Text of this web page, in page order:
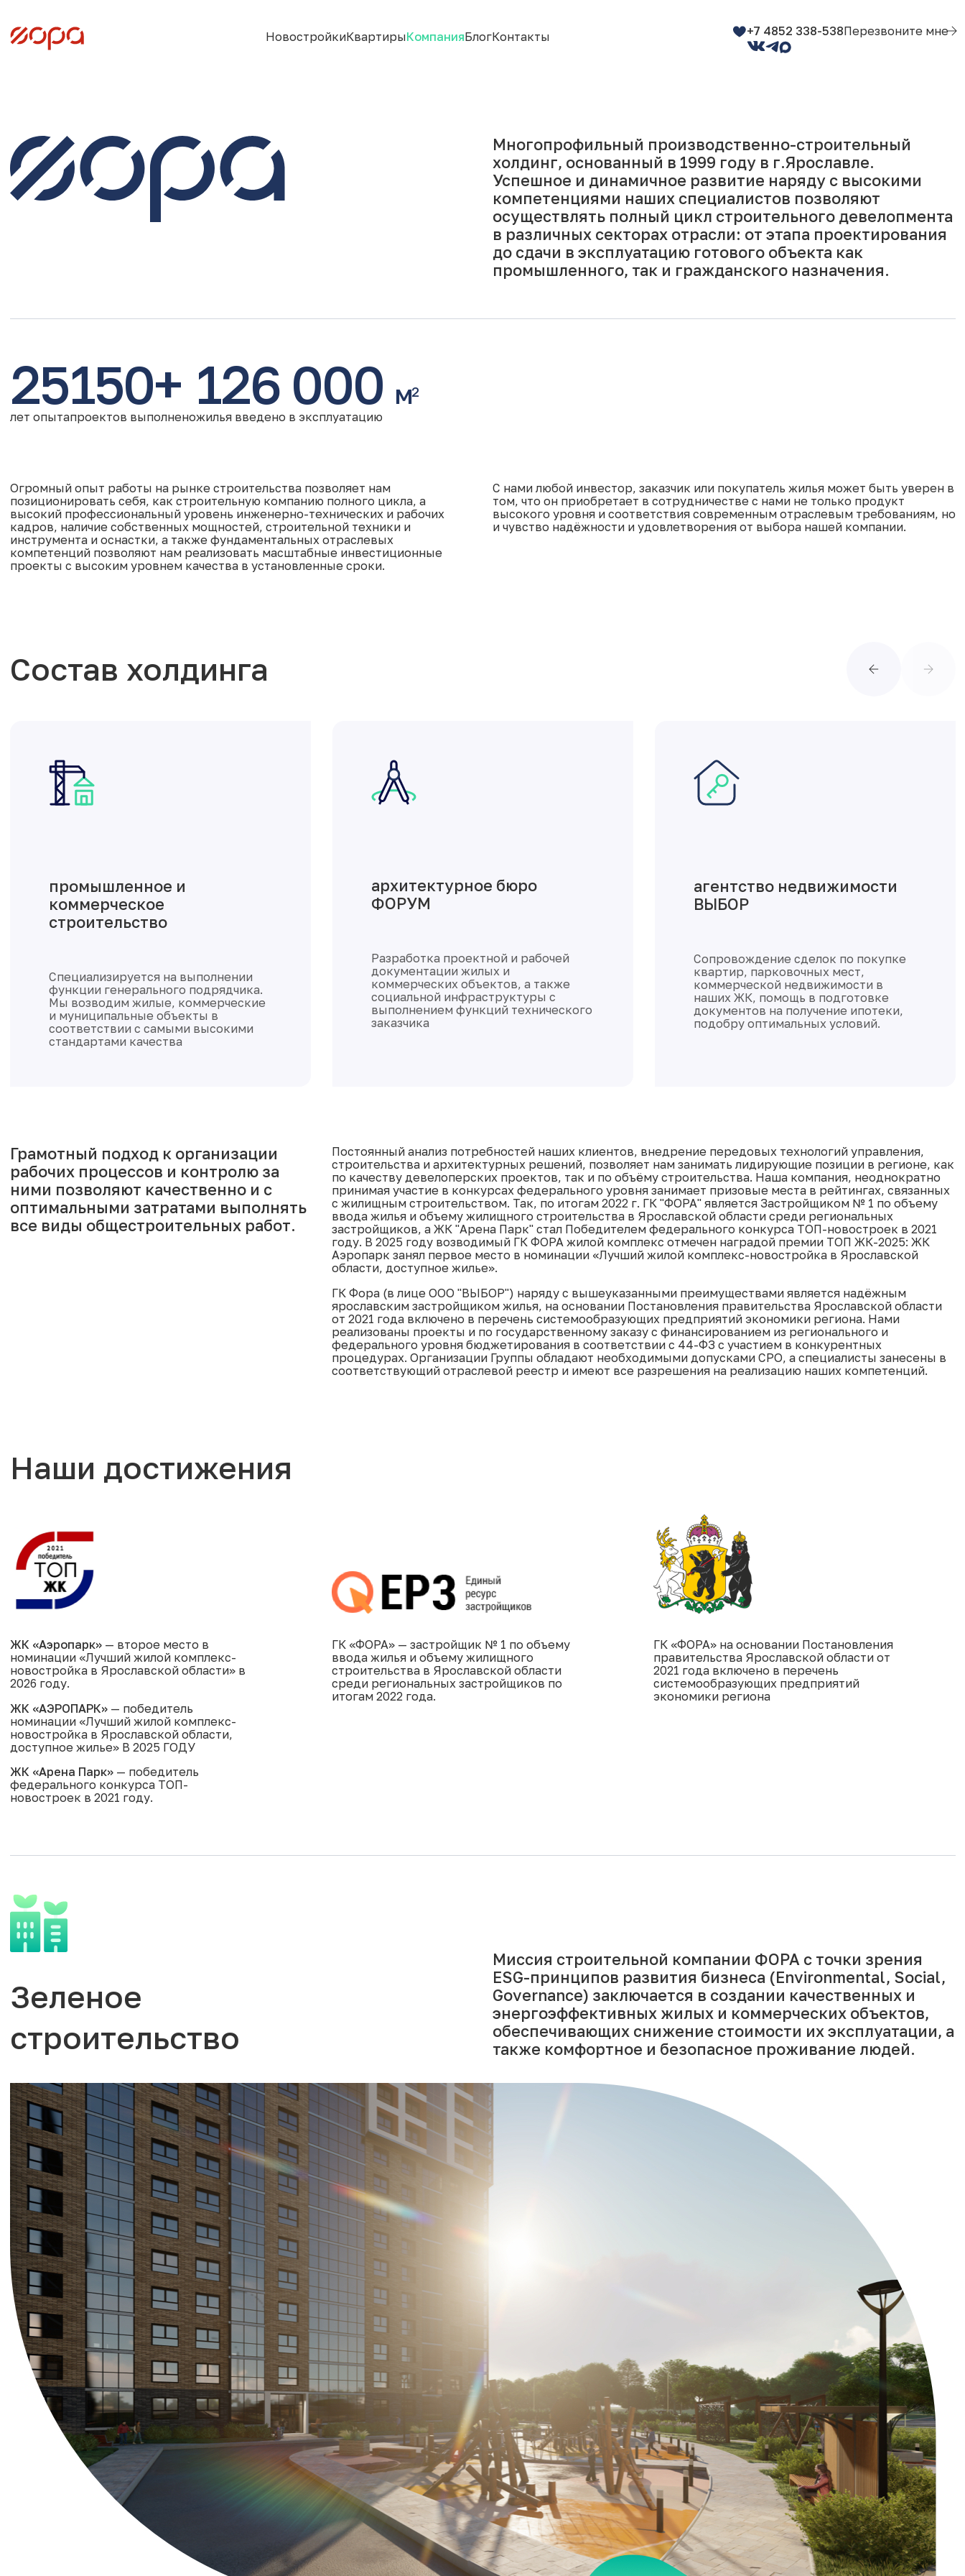
НовостройкиКвартирыКомпанияБлогКонтакты +7 4852 338-538Перезвоните мне
Многопрофильный производственно-строительный
холдинг, основанный в 1999 году в г.Ярославле.
Успешное и динамичное развитие наряду с высокими
компетенциями наших специалистов позволяют
осуществлять полный цикл строительного девелопмента
в различных секторах отрасли: от этапа проектирования
до сдачи в эксплуатацию готового объекта как
промышленного, так и гражданского назначения.
25
лет опыта
150+
проектов выполнено
126 000 м2
жилья введено в эксплуатацию
Огромный опыт работы на рынке строительства позволяет нам
позиционировать себя, как строительную компанию полного цикла, а
высокий профессиональный уровень инженерно-технических и рабочих
кадров, наличие собственных мощностей, строительной техники и
инструмента и оснастки, а также фундаментальных отраслевых
компетенций позволяют нам реализовать масштабные инвестиционные
проекты с высоким уровнем качества в установленные сроки.
С нами любой инвестор, заказчик или покупатель жилья может быть уверен в
том, что он приобретает в сотрудничестве с нами не только продукт
высокого уровня и соответствия современным отраслевым требованиям, но
и чувство надёжности и удовлетворения от выбора нашей компании.
Состав холдинга
девелопмент
функционального назначения с
разработкой комплекта исходно-
разрешительной и финансовой
документации;
промышленное и
коммерческое
Специализируется на выполнении
функции генерального подрядчика.
Мы возводим жилые, коммерческие
и муниципальные объекты в
соответствии с самыми высокими
архитектурное бюро
ФОРУМ
Разработка проектной и рабочей
документации жилых и
коммерческих объектов, а также
социальной инфраструктуры с
выполнением функций технического
заказчика
Грамотный подход к организации
рабочих процессов и контролю за
ними позволяют качественно и с
оптимальными затратами выполнять
все виды общестроительных работ.
Постоянный анализ потребностей наших клиентов, внедрение передовых технологий управления,
строительства и архитектурных решений, позволяет нам занимать лидирующие позиции в регионе, как
по качеству девелоперских проектов, так и по объёму строительства. Наша компания, неоднократно
принимая участие в конкурсах федерального уровня занимает призовые места в рейтингах, связанных
с жилищным строительством. Так, по итогам 2022 г. ГК "ФОРА" является Застройщиком № 1 по объему
ввода жилья и объему жилищного строительства в Ярославской области среди региональных
застройщиков, а ЖК "Арена Парк" стал Победителем федерального конкурса ТОП-новостроек в 2021
году. В 2025 году возводимый ГК ФОРА жилой комплекс отмечен наградой премии ТОП ЖК-2025: ЖК
Аэропарк занял первое место в номинации «Лучший жилой комплекс-новостройка в Ярославской
области, доступное жилье».
ГК Фора (в лице ООО "ВЫБОР") наряду с вышеуказанными преимуществами является надёжным
ярославским застройщиком жилья, на основании Постановления правительства Ярославской области
от 2021 года включено в перечень системообразующих предприятий экономики региона. Нами
реализованы проекты и по государственному заказу с финансированием из регионального и
федерального уровня бюджетирования в соответствии с 44-ФЗ с участием в конкурентных
процедурах. Организации Группы обладают необходимыми допусками СРО, а специалисты занесены в
соответствующий отраслевой реестр и имеют все разрешения на реализацию наших компетенций.
Наши достижения
ЖК «Аэропарк»— второе место в
номинации «Лучший жилой комплекс-
новостройка в Ярославской области» в
2026 году.
ЖК «АЭРОПАРК»— победитель
номинации «Лучший жилой комплекс-
новостройка в Ярославской области,
доступное жилье» В 2025 ГОДУ
ЖК «Арена Парк»— победитель
федерального конкурса ТОП-
новостроек в 2021 году.
ГК «ФОРА» — застройщик № 1 по объему
ввода жилья и объему жилищного
строительства в Ярославской области
среди региональных застройщиков по
итогам 2022 года.
ГК «ФОРА» на основании Постановления
правительства Ярославской области от
2021 года включено в перечень
системообразующих предприятий
экономики региона
Зеленое
строительство
Миссия строительной компании ФОРА с точки зрения
ESG-принципов развития бизнеса (Environmental, Social,
Governance) заключается в создании качественных и
энергоэффективных жилых и коммерческих объектов,
обеспечивающих снижение стоимости их эксплуатации, а
также комфортное и безопасное проживание людей.